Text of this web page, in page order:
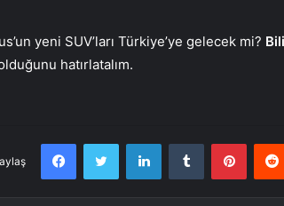
yeni SUV’ları Türkiye’ye gelecek mi?
hatırlatalım.
FacebookTwitter LinkedInTumblr